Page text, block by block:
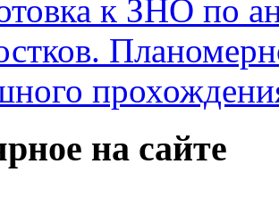
к ЗНО по
на сайте